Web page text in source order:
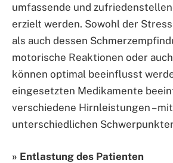
umfassende und
erzielt werden. Sowohl der
als auch dessen
motorische Reaktionen oder
können optimal beeinflusst
eingesetzten Medikamente
verschiedene Hirnleistungen –
unterschiedlichen
» Entlastung des Patienten